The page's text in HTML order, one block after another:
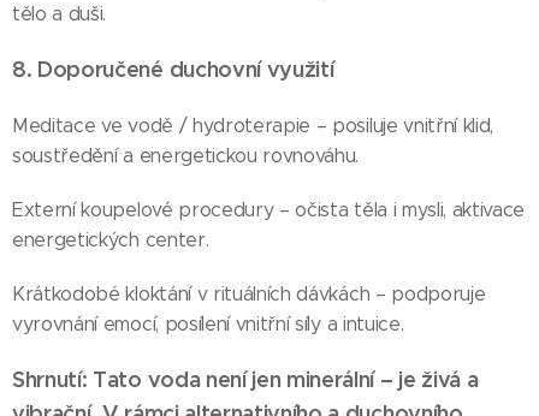
tělo a duši.
8. Doporučené duchovní využití
Meditace ve vodě / hydroterapie – posiluje vnitřní klid,
soustředění a energetickou rovnováhu.
Externí koupelové procedury – očista těla i mysli, aktivace
energetických center.
Krátkodobé kloktání v rituálních dávkách – podporuje
vyrovnání emocí, posílení vnitřní síly a intuice.
Shrnutí: Tato voda není jen minerální – je živá a